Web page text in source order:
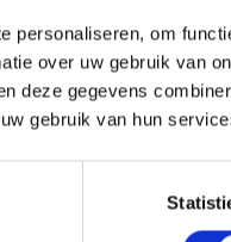
personaliseren, om
over uw gebruik van
deze gegevens
gebruik van hun